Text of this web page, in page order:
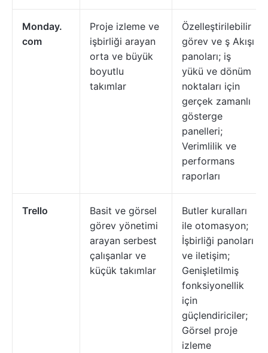
Monday.
com
Proje izleme ve
işbirliği arayan
orta ve büyük
boyutlu
takımlar
Özelleştirilebilir
görev ve ş Akışı
panoları; iş
yükü ve dönüm
noktaları için
gerçek zamanlı
gösterge
panelleri;
Verimlilik ve
performans
raporları
Trello
Basit ve görsel
görev yönetimi
arayan serbest
çalışanlar ve
küçük takımlar
Butler kuralları
ile otomasyon;
İşbirliği panoları
ve iletişim;
Genişletilmiş
fonksiyonellik
için
güçlendiriciler;
Görsel proje
izleme